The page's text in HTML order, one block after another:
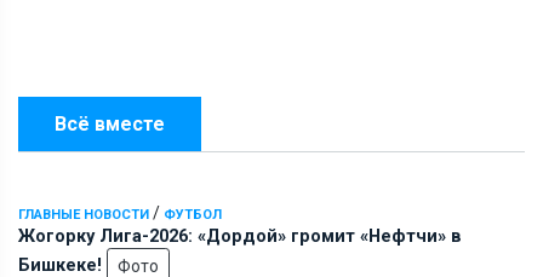
Всё вместе
ГЛАВНЫЕ НОВОСТИ / ФУТБОЛ
Жогорку Лига-2026: «Дордой» громит «Нефтчи» в
Бишкеке!
Фото